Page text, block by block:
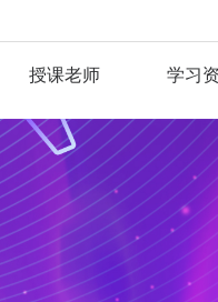
授课老师 学习